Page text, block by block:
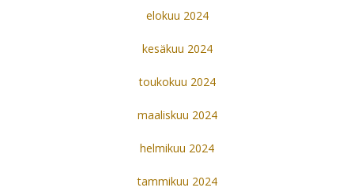
elokuu 2024
kesäkuu 2024
toukokuu 2024
maaliskuu 2024
helmikuu 2024
tammikuu 2024